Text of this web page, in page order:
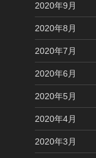
2020年9月
2020年8月
2020年7月
2020年6月
2020年5月
2020年4月
2020年3月